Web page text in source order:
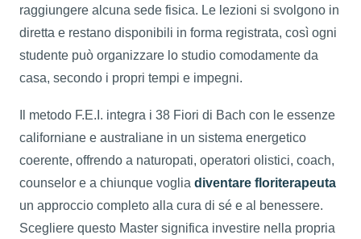
raggiungere alcuna sede fisica. Le lezioni si svolgono in
diretta e restano disponibili in forma registrata, così ogni
studente può organizzare lo studio comodamente da
casa, secondo i propri tempi e impegni.
Il metodo F.E.I. integra i 38 Fiori di Bach con le essenze
californiane e australiane in un sistema energetico
coerente, offrendo a naturopati, operatori olistici, coach,
counselor e a chiunque voglia diventare floriterapeuta
un approccio completo alla cura di sé e al benessere.
Scegliere questo Master significa investire nella propria